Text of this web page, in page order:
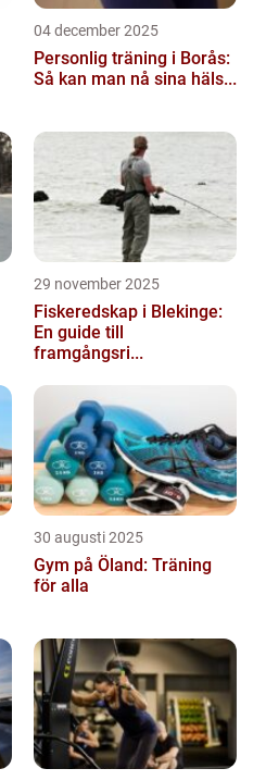
04 december 2025
Personlig träning i Borås:
Så kan man nå sina häls...
29 november 2025
Fiskeredskap i Blekinge:
En guide till
framgångsri...
30 augusti 2025
Gym på Öland: Träning
för alla